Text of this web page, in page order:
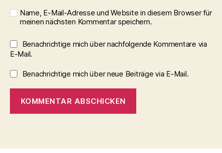
Name, E-Mail-Adresse und Website in diesem Browser für
meinen nächsten Kommentar speichern.
Benachrichtige mich über nachfolgende Kommentare via
E-Mail.
Benachrichtige mich über neue Beiträge via E-Mail.